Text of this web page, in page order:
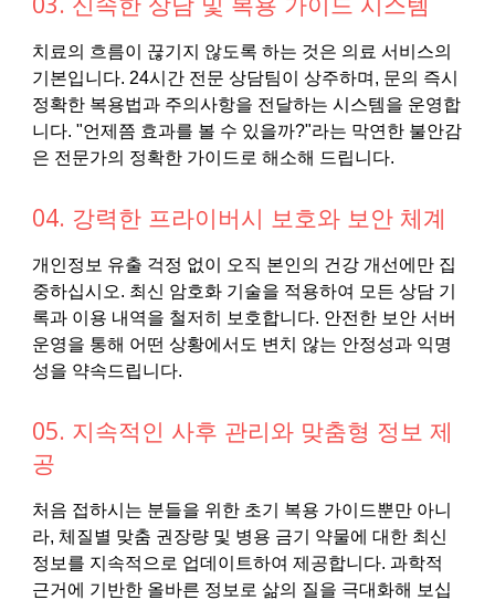
치료의 흐름이 끊기지 않도록 하는 것은 의료 서비스의
기본입니다. 24시간 전문 상담팀이 상주하며, 문의 즉시
정확한 복용법과 주의사항을 전달하는 시스템을 운영합
니다. "언제쯤 효과를 볼 수 있을까?"라는 막연한 불안감
은 전문가의 정확한 가이드로 해소해 드립니다.
04. 강력한 프라이버시 보호와 보안 체계
개인정보 유출 걱정 없이 오직 본인의 건강 개선에만 집
중하십시오. 최신 암호화 기술을 적용하여 모든 상담 기
록과 이용 내역을 철저히 보호합니다. 안전한 보안 서버
운영을 통해 어떤 상황에서도 변치 않는 안정성과 익명
성을 약속드립니다.
05. 지속적인 사후 관리와 맞춤형 정보 제
공
처음 접하시는 분들을 위한 초기 복용 가이드뿐만 아니
라, 체질별 맞춤 권장량 및 병용 금기 약물에 대한 최신
정보를 지속적으로 업데이트하여 제공합니다. 과학적
근거에 기반한 올바른 정보로 삶의 질을 극대화해 보십